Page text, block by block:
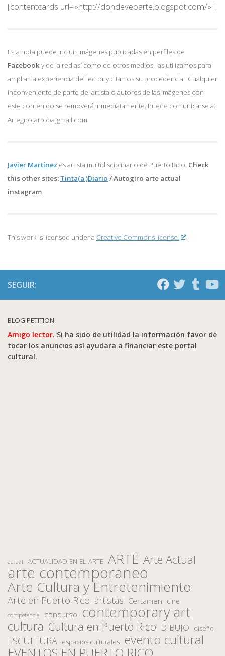
[contentcards url=»http://dondeveoarte.blogspot.com/»]
Esta nota puede incluir imágenes publicadas en perfiles de
Facebooky de la red así como de otros medios, las utilizamos para
ampliar la experiencia del lector y citamos su procedencia. Cualquier
inconveniente de parte del artista o autores de las imágenes con
este contenido se removerá inmediatamente. Puede comunicarse a:
Artegiro[arroba]gmail.com
Javier Martínez es artista multidisciplinario de Puerto Rico. Check
this other sites: Tinta(a )Diario /Autogiro arte actual
instagram
This work is licensed under a Creative Commons license.
SEGUIR:
BLOG PETITION
Amigo lector. Si ha sido de utilidad la información favor de
tocar los anuncios así ayudara a financiar este portal
cultural.
actual ACTUALIDAD EN EL ARTE ARTE Arte Actual
arte contemporaneo
Arte Cultura y Entretenimiento
Arte en Puerto Rico artistas Certamen cine
competencia concurso contemporary art
cultura Cultura en Puerto Rico DIBUJO diseño
ESCULTURA espacios culturales evento cultural